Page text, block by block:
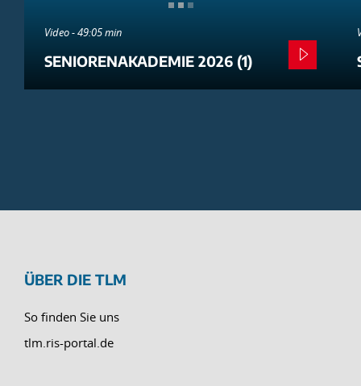
Video - 49:05 min
SENIORENAKADEMIE 2026 (1)
ÜBER DIE TLM
So finden Sie uns
tlm.ris-portal.de